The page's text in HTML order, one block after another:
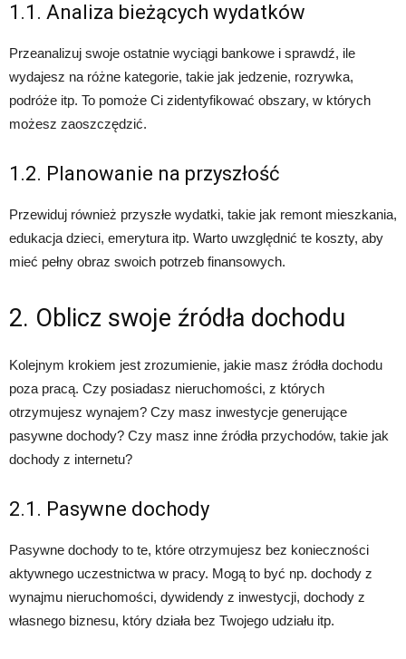
1.1. Analiza bieżących wydatków
Przeanalizuj swoje ostatnie wyciągi bankowe i sprawdź, ile
wydajesz na różne kategorie, takie jak jedzenie, rozrywka,
podróże itp. To pomoże Ci zidentyfikować obszary, w których
możesz zaoszczędzić.
1.2. Planowanie na przyszłość
Przewiduj również przyszłe wydatki, takie jak remont mieszkania,
edukacja dzieci, emerytura itp. Warto uwzględnić te koszty, aby
mieć pełny obraz swoich potrzeb finansowych.
2. Oblicz swoje źródła dochodu
Kolejnym krokiem jest zrozumienie, jakie masz źródła dochodu
poza pracą. Czy posiadasz nieruchomości, z których
otrzymujesz wynajem? Czy masz inwestycje generujące
pasywne dochody? Czy masz inne źródła przychodów, takie jak
dochody z internetu?
2.1. Pasywne dochody
Pasywne dochody to te, które otrzymujesz bez konieczności
aktywnego uczestnictwa w pracy. Mogą to być np. dochody z
wynajmu nieruchomości, dywidendy z inwestycji, dochody z
własnego biznesu, który działa bez Twojego udziału itp.